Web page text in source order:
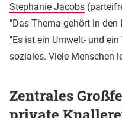
Stephanie Jacobs
"Das Thema gehört in
"Es ist ein Umwelt- und
soziales. Viele Menschen
Zentrales